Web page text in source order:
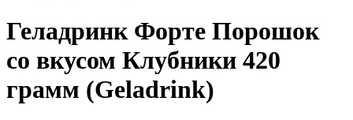
Геладринк Форте Порошок
со вкусом Клубники 420
грамм (Geladrink)